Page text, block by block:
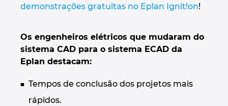
demonstrações gratuitas no Eplan Ignit!on!
Os engenheiros elétricos que mudaram do
sistema CAD para o sistema ECAD da
Eplan destacam:
Tempos de conclusão dos projetos mais
rápidos.
United Arab Emirates
United Kingdom
United States